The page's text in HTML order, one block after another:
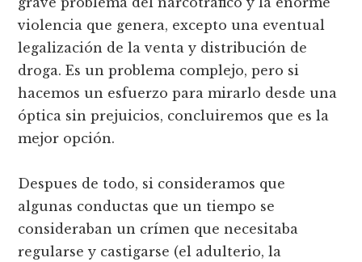
violencia que genera, excepto una eventual
legalización de la venta y distribución de
droga. Es un problema complejo, pero si
hacemos un esfuerzo para mirarlo desde una
óptica sin prejuicios, concluiremos que es la
mejor opción.
Despues de todo, si consideramos que
algunas conductas que un tiempo se
consideraban un crí­men que necesitaba
regularse y castigarse (el adulterio, la